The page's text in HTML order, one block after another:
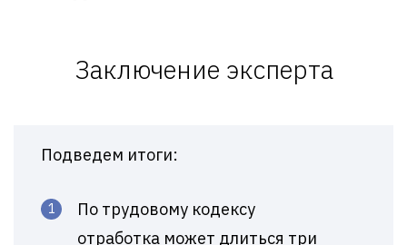
Заключение эксперта
Подведем итоги:
По трудовому кодексу
отработка может длиться три